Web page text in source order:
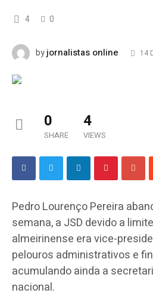
4 0
byjornalistas online 14
0
SHARE
4
VIEWS
Pedro Lourenço Pereira
semana, a JSD devido a
almeirinense era vice-
pelouros administrativos e
acumulando ainda a
nacional.